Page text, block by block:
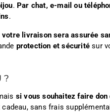
. Par chat, e-mail ou
.
livraison sera assurée
protection et sécurité sur
?
si vous souhaitez faire don
sans frais